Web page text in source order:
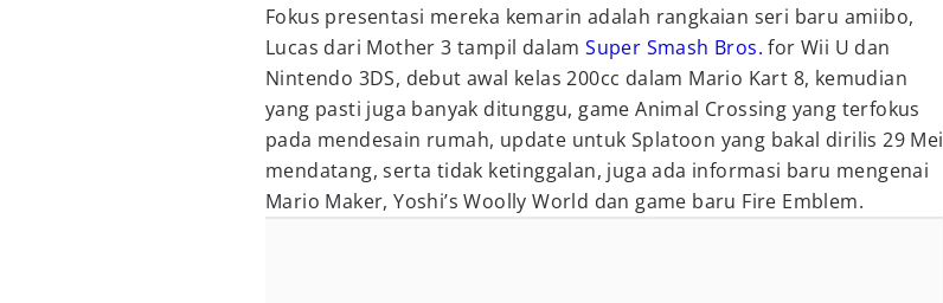
Fokus presentasi mereka kemarin adalah rangkaian seri baru amiibo,
Lucas dari Mother 3 tampil dalamSuper Smash Bros. for Wii U dan
Nintendo 3DS, debut awal kelas 200cc dalam Mario Kart 8, kemudian
yang pasti juga banyak ditunggu, game Animal Crossing yang terfokus
pada mendesain rumah, update untuk Splatoon yang bakal dirilis 29 Mei
mendatang, serta tidak ketinggalan, juga ada informasi baru mengenai
Mario Maker, Yoshi’s Woolly World dan game baru Fire Emblem.